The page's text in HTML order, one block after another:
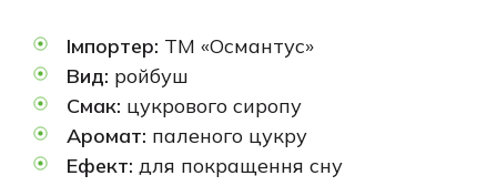
Імпортер: ТМ «Османтус»
Вид: ройбуш
Смак: цукрового сиропу
Аромат: паленого цукру
Ефект: для покращення сну